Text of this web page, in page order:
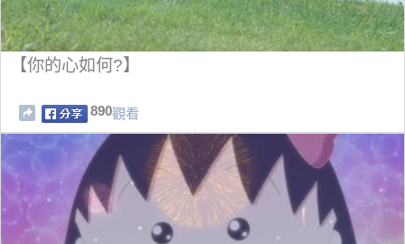
【你的心如何?】
890觀看